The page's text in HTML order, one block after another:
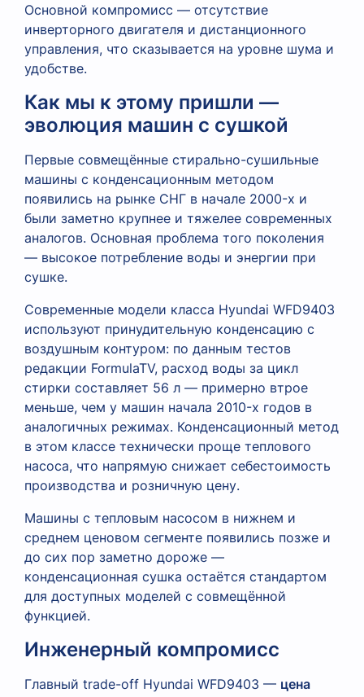
Основной компромисс — отсутствие
инверторного двигателя и дистанционного
управления, что сказывается на уровне шума и
удобстве.
Как мы к этому пришли —
эволюция машин с сушкой
Первые совмещённые стирально-сушильные
машины с конденсационным методом
появились на рынке СНГ в начале 2000-х и
были заметно крупнее и тяжелее современных
аналогов. Основная проблема того поколения
— высокое потребление воды и энергии при
сушке.
Современные модели класса Hyundai WFD9403
используют принудительную конденсацию с
воздушным контуром: по данным тестов
редакции FormulaTV, расход воды за цикл
стирки составляет 56 л — примерно втрое
меньше, чем у машин начала 2010-х годов в
аналогичных режимах. Конденсационный метод
в этом классе технически проще теплового
насоса, что напрямую снижает себестоимость
производства и розничную цену.
Машины с тепловым насосом в нижнем и
среднем ценовом сегменте появились позже и
до сих пор заметно дороже —
конденсационная сушка остаётся стандартом
для доступных моделей с совмещённой
функцией.
Инженерный компромисс
Главный trade-off Hyundai WFD9403 — цена